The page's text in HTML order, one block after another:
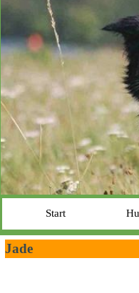
Start
Jade